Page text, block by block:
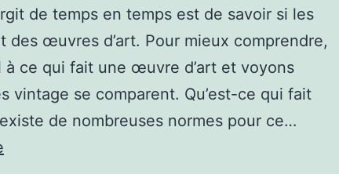
de temps en temps est de savoir si les
des œuvres d’art. Pour mieux comprendre,
à ce qui fait une œuvre d’art et voyons
vintage se comparent. Qu’est-ce qui fait
de nombreuses normes pour ce…